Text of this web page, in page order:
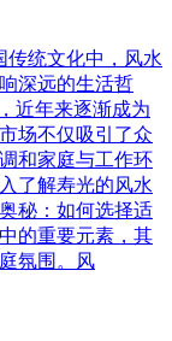
传统文化中，风水
深远的生活哲
近年来逐渐成为
场不仅吸引了众
和家庭与工作环
了解寿光的风水
秘：如何选择适
的重要元素，其
氛围。风